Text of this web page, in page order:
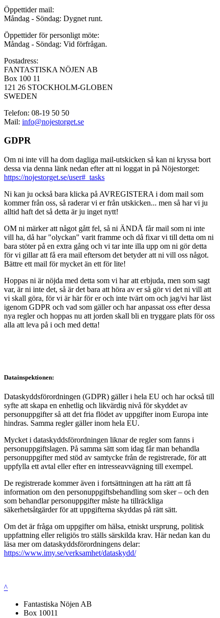
Öppettider mail:
Måndag - Söndag: Dygnet runt.
Öppettider för personligt möte:
Måndag - Söndag: Vid förfrågan.
Postadress:
FANTASTISKA NÖJEN AB
Box 100 11
121 26 STOCKHOLM-GLOBEN
SWEDEN
Telefon: 08-19 50 50
Mail: info@nojestorget.se
GDPR
Om ni inte vill ha dom dagliga mail-utskicken så kan ni kryssa bort
dessa via denna länk nedan efter att ni loggat in på Nöjestorget:
https://nojestorget.se/user#_tasks
Ni kan ju också bara klicka på AVREGISTERA i dom mail som
kommer från oss, så raderar vi er från utskicken... men så har vi ju
alltid haft det så detta är ju inget nytt!
OM ni märker att något gått fel, så ni ÄNDÅ får mail som ni inte
vill ha, då har "olyckan" varit framme och då fixar vi till detta om ni
bara stöter på en extra gång och vi tar inte illa upp om ni gör detta
för vi gillar att få era mail eftersom det betyder att ni vill oss något.
Bättre ett mail för mycket än ett för lite!
Hoppas ni är nöjda med detta som vi har att erbjuda, men som sagt
var, är ni inte det, så är det bara att höra av er så gör vi det ni vill att
vi skall göra, för vi är här för er och inte tvärt om och jag/vi har läst
igenom GDPR och vad som gäller och har anpassat oss efter dessa
nya regler och hoppas nu att jorden skall bli en tryggare plats för oss
alla att leva på i och med detta!
Datainspektionen:
Dataskyddsförordningen (GDPR) gäller i hela EU och har också till
syfte att skapa en enhetlig och likvärdig nivå för skyddet av
personuppgifter så att det fria flödet av uppgifter inom Europa inte
hindras. Samma regler gäller inom hela EU.
Mycket i dataskyddsförordningen liknar de regler som fanns i
personuppgiftslagen. På samma sätt som idag får man behandla
personuppgifter med stöd av samtycke från de registrerade, för att
uppfylla ett avtal eller efter en intresseavvägning till exempel.
De registrerade kommer även i fortsättningen att ha rätt att få
information om den personuppgiftsbehandling som sker – och den
som behandlar personuppgifter måste ha tillräckliga
säkerhetsåtgärder för att uppgifterna skyddas på rätt sätt.
Om det är fråga om uppgifter om hälsa, etniskt ursprung, politisk
uppfattning eller religiös tro ställs särskilda krav. Här nedan kan du
läsa mer om dataskyddsförordningens delar:
https://www.imy.se/verksamhet/dataskydd/
^
Fantastiska Nöjen AB
Box 10011